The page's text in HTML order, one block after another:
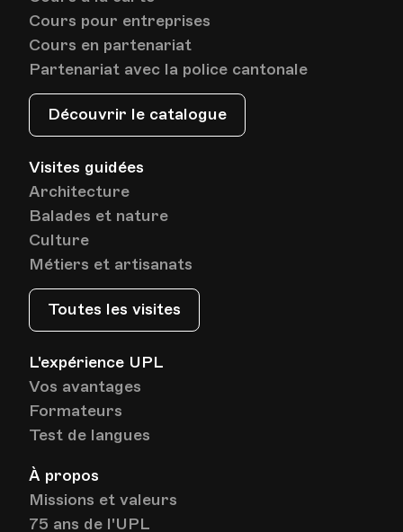
LieuBâtiment communal - Salle Clément -
Grand Rue 44, Rolle
Date28.01.2021
LieuBâtiment communal - Salle Clément -
Grand Rue 44, Rolle
Date04.02.2021
LieuBâtiment communal - Salle Clément -
Grand Rue 44, Rolle
Date11.02.2021
Lieu
Grand Rue 44, Rolle
Cours pour entreprises
Cours en partenariat
Partenariat avec la police cantonale
Découvrir le catalogue
Visites guidées
Architecture
Balades et nature
Culture
Métiers et artisanats
Toutes les visites
L'expérience UPL
Vos avantages
Formateurs
Test de langues
À propos
Missions et valeurs
75 ans de l'UPL